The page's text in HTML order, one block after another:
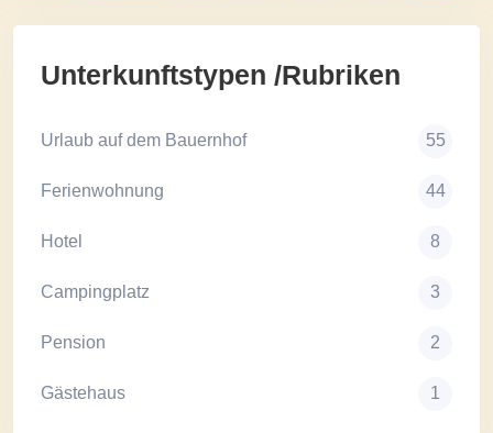
Unterkunftstypen /Rubriken
Urlaub auf dem Bauernhof 55
Ferienwohnung 44
Hotel 8
Campingplatz 3
Pension 2
Gästehaus 1